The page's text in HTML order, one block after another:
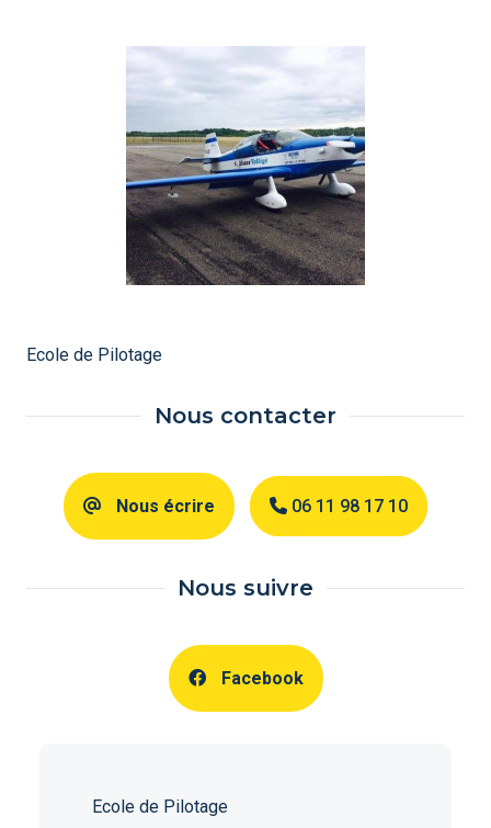
Ecole de Pilotage
Nous contacter
Nous écrire 06 11 98 17 10
Nous suivre
Facebook
Ecole de Pilotage